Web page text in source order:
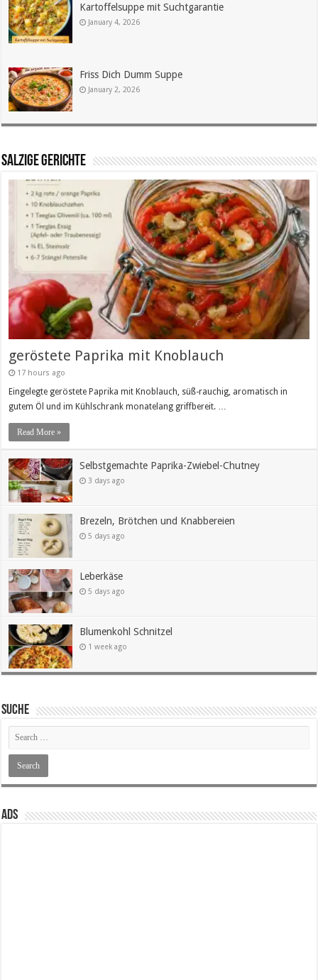
Kartoffelsuppe mit Suchtgarantie
January 4, 2026
Friss Dich Dumm Suppe
January 2, 2026
SALZIGE GERICHTE
geröstete Paprika mit Knoblauch
17 hours ago
Eingelegte geröstete Paprika mit Knoblauch, süß-rauchig, aromatisch in
gutem Öl und im Kühlschrank monatelang griffbereit. …
Read More »
Selbstgemachte Paprika-Zwiebel-Chutney
3 days ago
Brezeln, Brötchen und Knabbereien
5 days ago
Leberkäse
5 days ago
Blumenkohl Schnitzel
1 week ago
SUCHE
ADS